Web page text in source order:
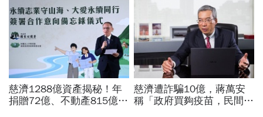
慈濟1288億資產揭秘！年
捐贈72億、不動產815億…
慈濟遭詐騙10億，蔣萬安
稱「政府買夠疫苗，民間就